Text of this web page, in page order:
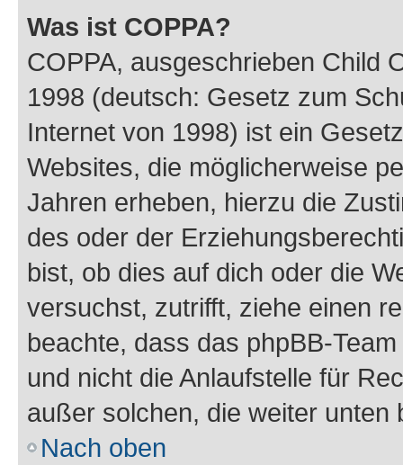
Was ist COPPA?
COPPA, ausgeschrieben Child
1998 (deutsch: Gesetz zum
Internet von 1998) ist ein
Websites, die möglicherweise
Jahren erheben, hierzu die
des oder der
bist, ob dies auf dich oder die
versuchst, zutrifft, ziehe einen
beachte, dass das phpBB-
und nicht die Anlaufstelle für
außer solchen, die weiter unten
Nach oben